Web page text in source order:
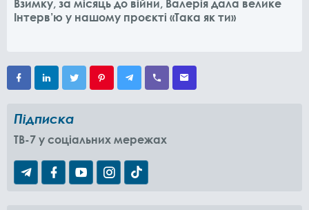
Взимку, за місяць до війни, Валерія дала велике
Інтерв’ю у нашому проєкті «Така як ти»
Підписка
TB-7 у соціальних мережах